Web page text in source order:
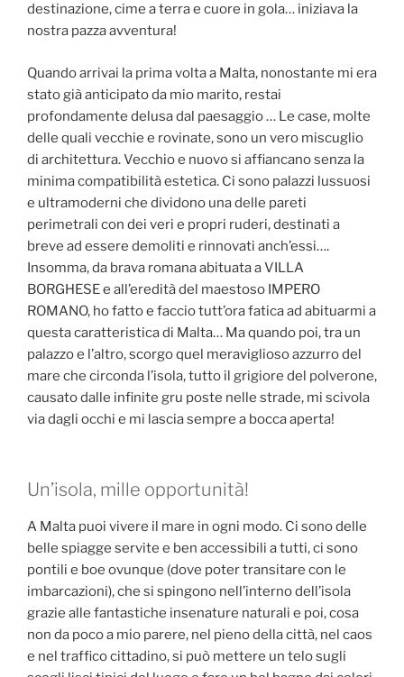
destinazione, cime a terra e cuore in gola… iniziava la
nostra pazza avventura!
Quando arrivai la prima volta a Malta, nonostante mi era
stato già anticipato da mio marito, restai
profondamente delusa dal paesaggio … Le case, molte
delle quali vecchie e rovinate, sono un vero miscuglio
di architettura. Vecchio e nuovo si affiancano senza la
minima compatibilità estetica. Ci sono palazzi lussuosi
e ultramoderni che dividono una delle pareti
perimetrali con dei veri e propri ruderi, destinati a
breve ad essere demoliti e rinnovati anch’essi….
Insomma, da brava romana abituata a VILLA
BORGHESE e all’eredità del maestoso IMPERO
ROMANO, ho fatto e faccio tutt’ora fatica ad abituarmi a
questa caratteristica di Malta… Ma quando poi, tra un
palazzo e l’altro, scorgo quel meraviglioso azzurro del
mare che circonda l’isola, tutto il grigiore del polverone,
causato dalle infinite gru poste nelle strade, mi scivola
via dagli occhi e mi lascia sempre a bocca aperta!
Un’isola, mille opportunità!
A Malta puoi vivere il mare in ogni modo. Ci sono delle
belle spiagge servite e ben accessibili a tutti, ci sono
pontili e boe ovunque (dove poter transitare con le
imbarcazioni), che si spingono nell’interno dell’isola
grazie alle fantastiche insenature naturali e poi, cosa
non da poco a mio parere, nel pieno della città, nel caos
e nel traffico cittadino, si può mettere un telo sugli